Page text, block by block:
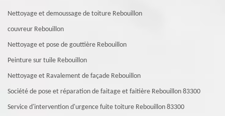
Nettoyage et demoussage de toiture Rebouillon
couvreur Rebouillon
Nettoyage et pose de gouttière Rebouillon
Peinture sur tuile Rebouillon
Nettoyage et Ravalement de façade Rebouillon
Société de pose et réparation de faitage et faitière Rebouillon 83300
Service d'intervention d'urgence fuite toiture Rebouillon 83300